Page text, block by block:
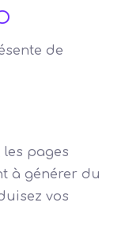
de
pages
à générer du
vos